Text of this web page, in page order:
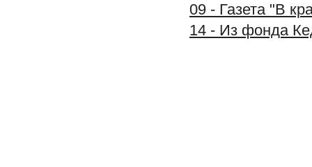
09 - Газета "В
14 - Из фонда